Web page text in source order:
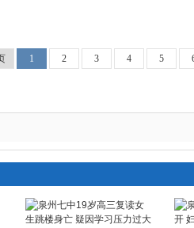
1 2 3 4 5